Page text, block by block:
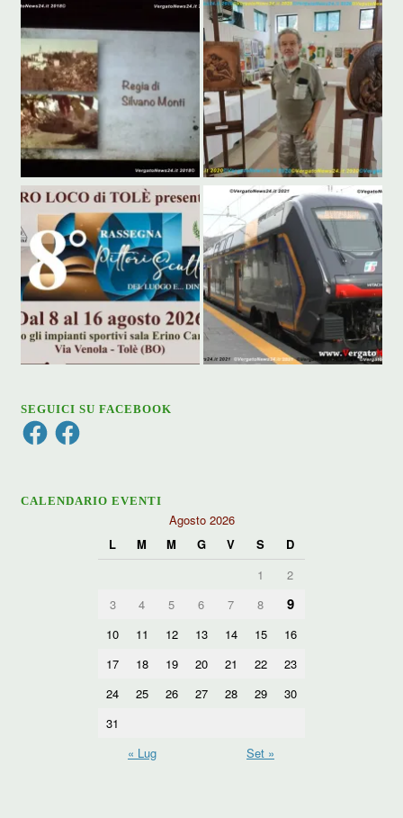
SEGUICI SU FACEBOOK
FacebookFacebook
CALENDARIO EVENTI
Agosto 2026
L
M M G V S
D
1
2
3
4 5 6 7 8 9
10 11 12 13 14 15
16
17
18 19 20 21 22
23
24
25 26 27 28 29
30
31
« Lug
Set »